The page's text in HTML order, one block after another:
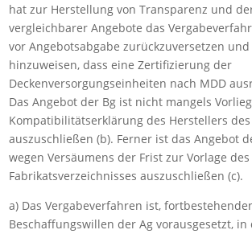
hat zur Herstellung von Transparenz und
vergleichbarer Angebote das
vor Angebotsabgabe zurückzuversetzen
hinzuweisen, dass eine Zertifizierung der
Deckenversorgungseinheiten nach MDD
Das Angebot der Bg ist nicht mangels
Kompatibilitätserklärung des Herstellers
auszuschließen (b). Ferner ist das Angebot
wegen Versäumens der Frist zur Vorlage des
Fabrikatsverzeichnisses auszuschließen (c).
a) Das Vergabeverfahren ist,
Beschaffungswillen der Ag vorausgesetzt,